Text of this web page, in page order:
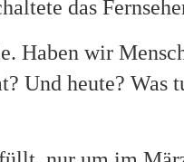
das
Haben wir
Und heute? Was